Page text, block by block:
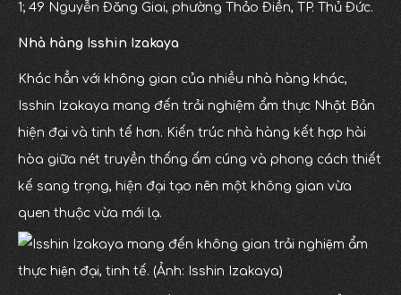
1; 49 Nguyễn Đăng Giai, phường Thảo Điền, TP. Thủ Đức.
Nhà hàng Isshin Izakaya
Khác hẳn với không gian của nhiều nhà hàng khác,
Isshin Izakaya mang đến trải nghiệm ẩm thực Nhật Bản
hiện đại và tinh tế hơn. Kiến trúc nhà hàng kết hợp hài
hòa giữa nét truyền thống ấm cúng và phong cách thiết
kế sang trọng, hiện đại tạo nên một không gian vừa
quen thuộc vừa mới lạ.